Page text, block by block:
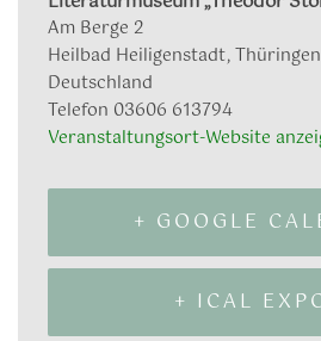
Am Berge 2
Heilbad Heiligenstadt,Thüringen
Deutschland
Telefon 03606 613794
Veranstaltungsort-Website
+ GOOGLE
+ ICAL